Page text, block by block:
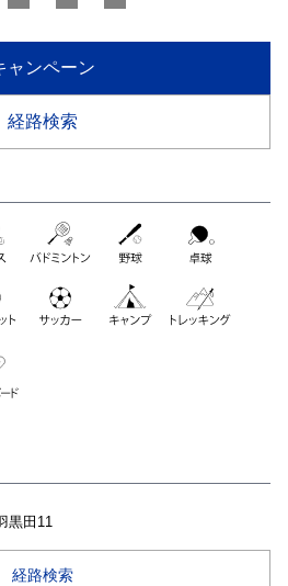
ャンペーン
経路検索
黒田11
経路検索